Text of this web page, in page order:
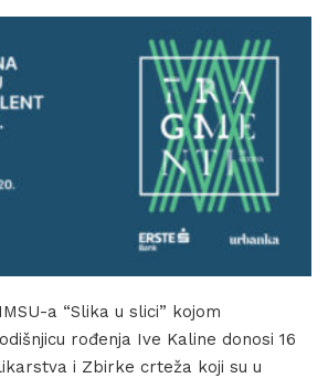
a “Slika u slici” kojom
rođenja Ive Kaline donosi 16
i Zbirke crteža koji su u